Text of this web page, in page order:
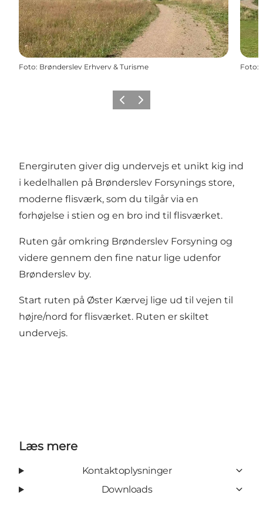
Foto: Brønderslev Erhverv & Turisme Foto:
ForrigeNæste
Energiruten giver dig undervejs et unikt kig ind
i kedelhallen på Brønderslev Forsynings store,
moderne flisværk, som du tilgår via en
forhøjelse i stien og en bro ind til flisværket.
Ruten går omkring Brønderslev Forsyning og
videre gennem den fine natur lige udenfor
Brønderslev by.
Start ruten på Øster Kærvej lige ud til vejen til
højre/nord for flisværket. Ruten er skiltet
undervejs.
Læs mere
Kontaktoplysninger
Downloads